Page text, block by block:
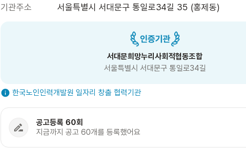
기관주소
서울특별시 서대문구 통일로34길 35 (홍제동)
서대문희망누리사회적협동조합
서울특별시 서대문구 통일로34길
한국노인인력개발원 일자리 창출 협력기관
공고등록 60회
지금까지 공고 60개를 등록했어요